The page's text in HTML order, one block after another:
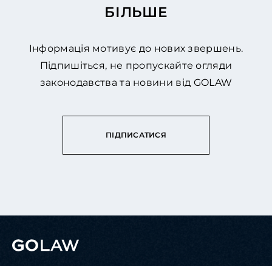
БІЛЬШЕ
Інформація мотивує до нових звершень.
Підпишіться, не пропускайте огляди
законодавства та новини від GOLAW
ПІДПИСАТИСЯ